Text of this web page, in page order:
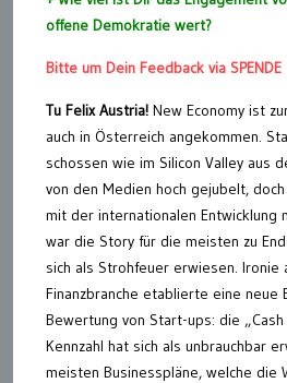
offene Demokratie wert?
Bitte um Dein Feedback via SPENDE
Tu Felix Austria! New Economy ist
auch in Österreich angekommen.
schossen wie im Silicon Valley aus
von den Medien hoch gejubelt,
mit der internationalen Entwicklung
war die Story für die meisten zu
sich als Strohfeuer erwiesen. Ironie
Finanzbranche etablierte eine neue
Bewertung von Start-ups: die
Kennzahl hat sich als unbrauchbar
meisten Businesspläne, welche die